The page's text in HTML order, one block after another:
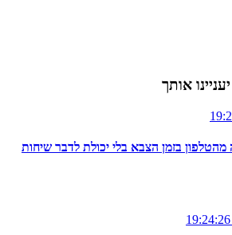
אותך
מהטלפון בזמן הצבא בלי יכולת לדבר שיחות